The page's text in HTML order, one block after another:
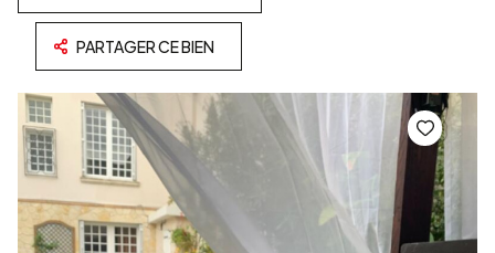
PARTAGER CE BIEN